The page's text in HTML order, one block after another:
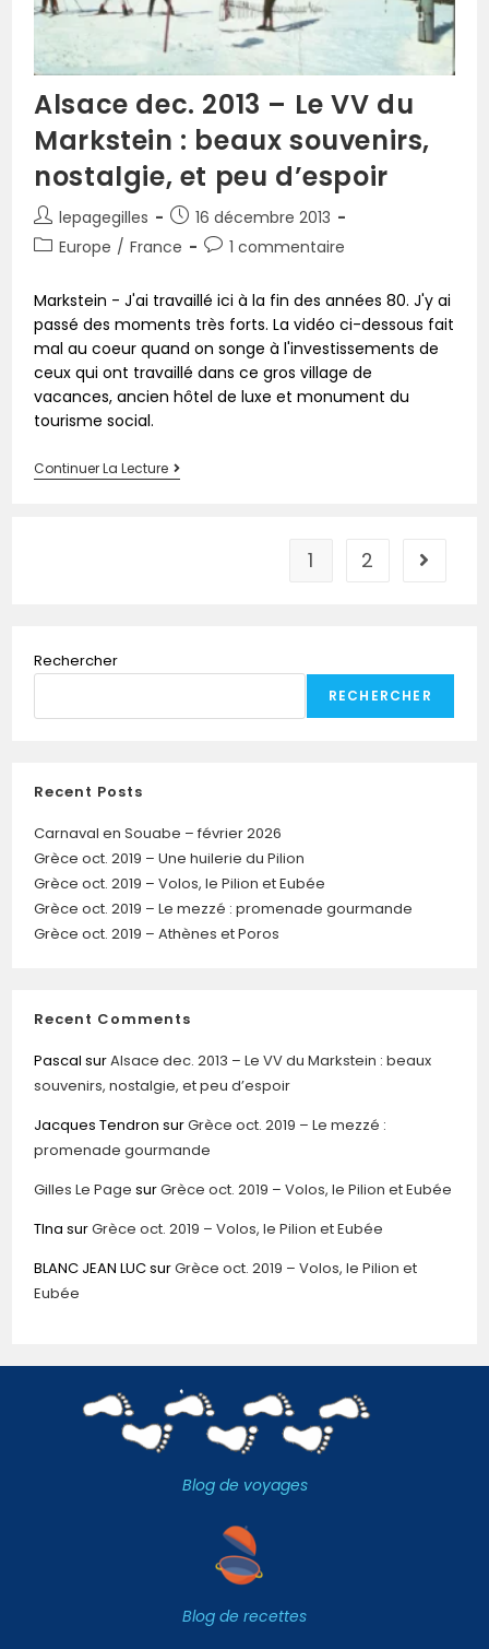
Alsace dec. 2013 – Le VV du
Markstein : beaux souvenirs,
nostalgie, et peu d’espoir
lepagegilles
16 décembre 2013
Europe / France 1 commentaire
Markstein - J'ai travaillé ici à la fin des années 80. J'y ai
passé des moments très forts. La vidéo ci-dessous fait
mal au coeur quand on songe à l'investissements de
ceux qui ont travaillé dans ce gros village de
vacances, ancien hôtel de luxe et monument du
tourisme social.
Continuer La Lecture
1 2
Rechercher
RECHERCHER
Recent Posts
Carnaval en Souabe – février 2026
Grèce oct. 2019 – Une huilerie du Pilion
Grèce oct. 2019 – Volos, le Pilion et Eubée
Grèce oct. 2019 – Le mezzé : promenade gourmande
Grèce oct. 2019 – Athènes et Poros
Recent Comments
Pascal surAlsace dec. 2013 – Le VV du Markstein : beaux
souvenirs, nostalgie, et peu d’espoir
Jacques Tendron surGrèce oct. 2019 – Le mezzé :
promenade gourmande
Gilles Le Page surGrèce oct. 2019 – Volos, le Pilion et Eubée
TIna surGrèce oct. 2019 – Volos, le Pilion et Eubée
BLANC JEAN LUCsurGrèce oct. 2019 – Volos, le Pilion et
Eubée
Blog de voyages
Blog de recettes